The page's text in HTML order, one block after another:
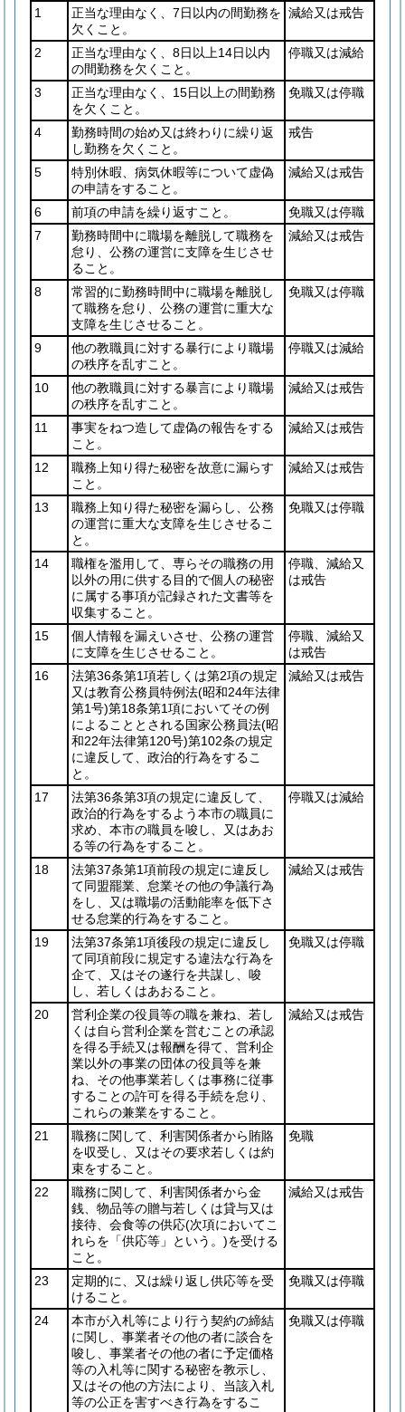
1
正当な理由なく、7日以内の間勤務を
欠くこと。
減給又は戒告
2
正当な理由なく、8日以上14日以内
の間勤務を欠くこと。
停職又は減給
3
正当な理由なく、15日以上の間勤務
を欠くこと。
免職又は停職
4
勤務時間の始め又は終わりに繰り返
し勤務を欠くこと。
戒告
5
特別休暇、病気休暇等について虚偽
の申請をすること。
減給又は戒告
6 前項の申請を繰り返すこと。
免職又は停職
7
勤務時間中に職場を離脱して職務を
怠り、公務の運営に支障を生じさせ
ること。
減給又は戒告
8
常習的に勤務時間中に職場を離脱し
て職務を怠り、公務の運営に重大な
支障を生じさせること。
免職又は停職
9
他の教職員に対する暴行により職場
の秩序を乱すこと。
停職又は減給
10
他の教職員に対する暴言により職場
の秩序を乱すこと。
減給又は戒告
11
事実をねつ造して虚偽の報告をする
こと。
減給又は戒告
12
職務上知り得た秘密を故意に漏らす
こと。
減給又は戒告
13
職務上知り得た秘密を漏らし、公務
の運営に重大な支障を生じさせるこ
と。
免職又は停職
14
職権を濫用して、専らその職務の用
以外の用に供する目的で個人の秘密
に属する事項が記録された文書等を
収集すること。
停職、減給又
は戒告
15
個人情報を漏えいさせ、公務の運営
に支障を生じさせること。
停職、減給又
は戒告
16
法第36条第1項若しくは第2項の規定
又は教育公務員特例法(昭和24年法律
第1号)第18条第1項においてその例
によることとされる国家公務員法(昭
和22年法律第120号)第102条の規定
に違反して、政治的行為をするこ
と。
減給又は戒告
17
法第36条第3項の規定に違反して、
政治的行為をするよう本市の職員に
求め、本市の職員を唆し、又はあお
る等の行為をすること。
停職又は減給
18
法第37条第1項前段の規定に違反し
て同盟罷業、怠業その他の争議行為
をし、又は職場の活動能率を低下さ
せる怠業的行為をすること。
減給又は戒告
19
法第37条第1項後段の規定に違反し
て同項前段に規定する違法な行為を
企て、又はその遂行を共謀し、唆
し、若しくはあおること。
免職又は停職
20
営利企業の役員等の職を兼ね、若し
くは自ら営利企業を営むことの承認
を得る手続又は報酬を得て、営利企
業以外の事業の団体の役員等を兼
ね、その他事業若しくは事務に従事
することの許可を得る手続を怠り、
これらの兼業をすること。
減給又は戒告
21
職務に関して、利害関係者から賄賂
を収受し、又はその要求若しくは約
束をすること。
免職
22
職務に関して、利害関係者から金
銭、物品等の贈与若しくは貸与又は
接待、会食等の供応(次項においてこ
れらを「供応等」という。)を受ける
こと。
減給又は戒告
23
定期的に、又は繰り返し供応等を受
けること。
免職又は停職
24
本市が入札等により行う契約の締結
に関し、事業者その他の者に談合を
唆し、事業者その他の者に予定価格
等の入札等に関する秘密を教示し、
又はその他の方法により、当該入札
等の公正を害すべき行為をするこ
免職又は停職